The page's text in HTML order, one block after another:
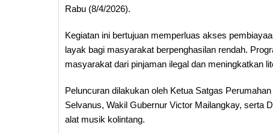
Rabu (8/4/2026).
Kegiatan ini bertujuan memperluas akses
layak bagi masyarakat berpenghasilan rendah.
masyarakat dari pinjaman ilegal dan meningkatkan
Peluncuran dilakukan oleh Ketua Satgas
Selvanus, Wakil Gubernur Victor Mailangkay, serta
alat musik kolintang.